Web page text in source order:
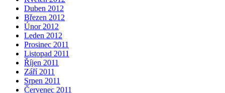
Duben 2012
Březen 2012
Únor 2012
Leden 2012
Prosinec 2011
Listopad 2011
Říjen 2011
Září 2011
Srpen 2011
Červenec 2011